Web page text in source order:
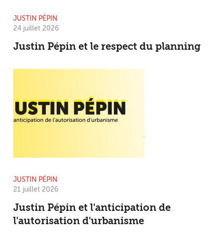
JUSTIN PÉPIN
24 juillet 2026
Justin Pépin et le respect du planning
JUSTIN PÉPIN
21 juillet 2026
Justin Pépin et l'anticipation de
l'autorisation d'urbanisme